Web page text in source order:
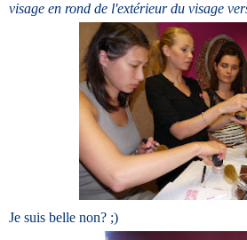
visage en rond de l'extérieur du visage
Je suis belle non? ;)